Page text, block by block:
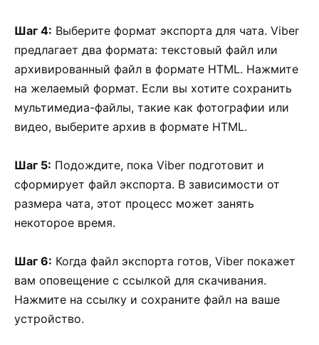
Шаг 4: Выберите формат экспорта для чата. Viber
предлагает два формата: текстовый файл или
архивированный файл в формате HTML. Нажмите
на желаемый формат. Если вы хотите сохранить
мультимедиа-файлы, такие как фотографии или
видео, выберите архив в формате HTML.
Шаг 5: Подождите, пока Viber подготовит и
сформирует файл экспорта. В зависимости от
размера чата, этот процесс может занять
некоторое время.
Шаг 6: Когда файл экспорта готов, Viber покажет
вам оповещение с ссылкой для скачивания.
Нажмите на ссылку и сохраните файл на ваше
устройство.